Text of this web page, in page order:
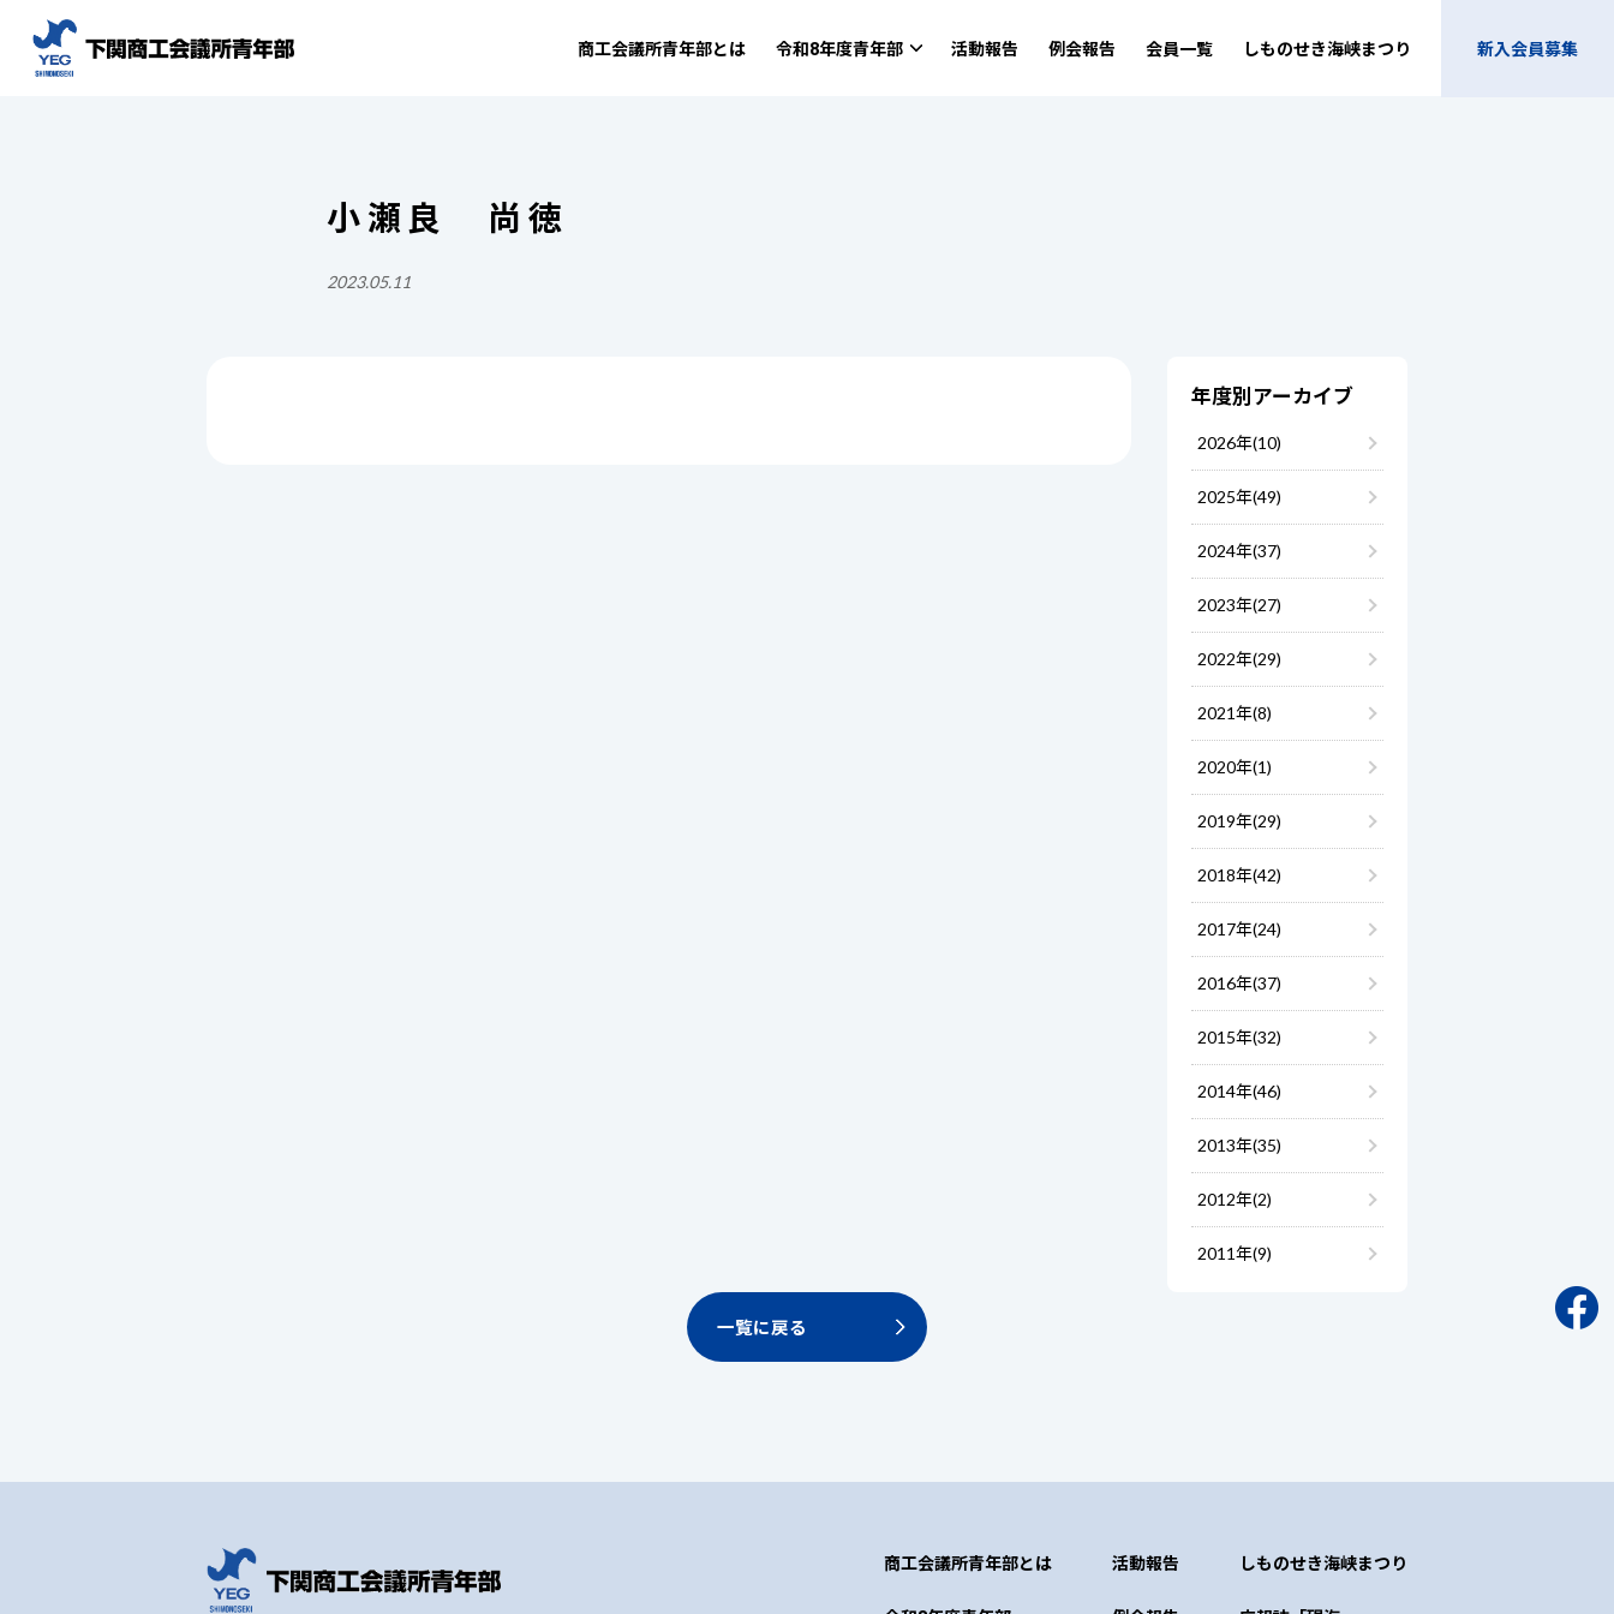
商工会議所青年部とは 令和8年度青年部 活動報告 例会報告 会員一覧 しものせき海峡まつり 新入会員募集
小瀬良 尚徳
2023.05.11
年度別アーカイブ
2026年(10)
2025年(49)
2024年(37)
2023年(27)
2022年(29)
2021年(8)
2020年(1)
2019年(29)
2018年(42)
2017年(24)
2016年(37)
2015年(32)
2014年(46)
2013年(35)
2012年(2)
2011年(9)
一覧に戻る
商工会議所青年部とは 活動報告 しものせき海峡まつり